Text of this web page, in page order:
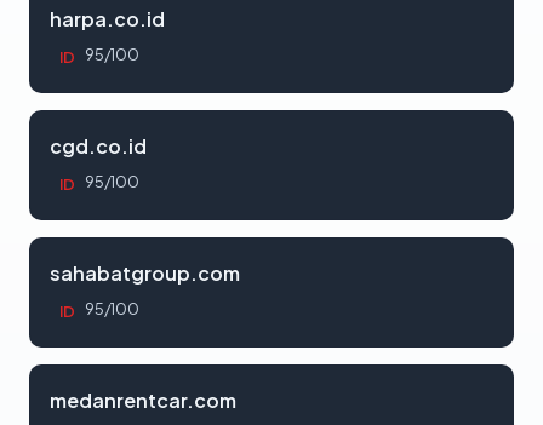
harpa.co.id
ID 95/100
cgd.co.id
ID 95/100
sahabatgroup.com
ID 95/100
medanrentcar.com